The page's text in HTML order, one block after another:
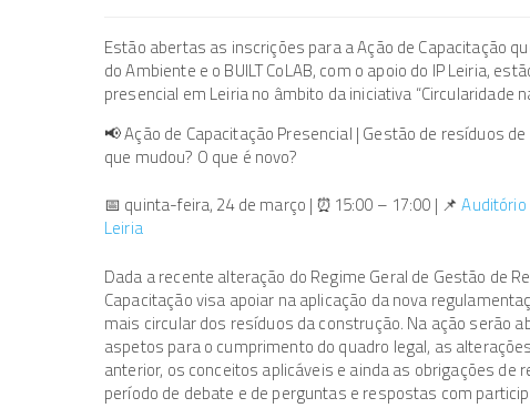
Estão abertas as inscrições para a Ação de Capacitação
do Ambiente e o BUILT CoLAB, com o apoio do IP Leiria,
presencial em Leiria no âmbito da iniciativa “Circularidade
📢 Ação de Capacitação Presencial | Gestão de resíduos
que mudou? O que é novo?
📅 quinta-feira, 24 de março | ⏰15:00 – 17:00 | 📌
Leiria
Dada a recente alteração do Regime Geral de Gestão de
Capacitação visa apoiar na aplicação da nova
mais circular dos resíduos da construção. Na ação serão
aspetos para o cumprimento do quadro legal, as
anterior, os conceitos aplicáveis e ainda as obrigações de
período de debate e de perguntas e respostas com